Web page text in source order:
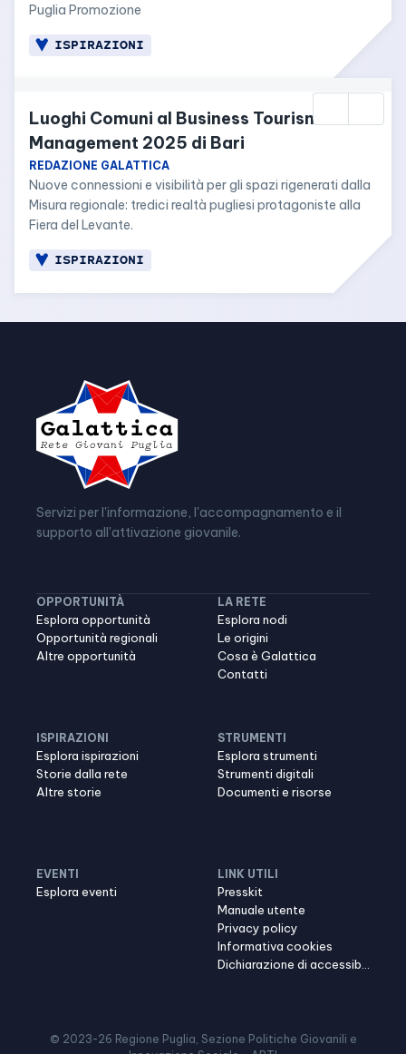
Puglia Promozione
ISPIRAZIONI
Luoghi Comuni al Business Tourism
Management 2025 di Bari
REDAZIONE GALATTICA
Nuove connessioni e visibilità per gli spazi rigenerati dalla
Misura regionale: tredici realtà pugliesi protagoniste alla
Fiera del Levante.
ISPIRAZIONI
Servizi per l'informazione, l'accompagnamento e il
supporto all'attivazione giovanile.
OPPORTUNITÀ
Esplora opportunità
Opportunità regionali
Altre opportunità
LA RETE
Esplora nodi
Le origini
Cosa è Galattica
Contatti
ISPIRAZIONI
Esplora ispirazioni
Storie dalla rete
Altre storie
STRUMENTI
Esplora strumenti
Strumenti digitali
Documenti e risorse
EVENTI
Esplora eventi
LINK UTILI
Presskit
Manuale utente
Privacy policy
Informativa cookies
© 2023-26 Regione Puglia, Sezione Politiche Giovanili e